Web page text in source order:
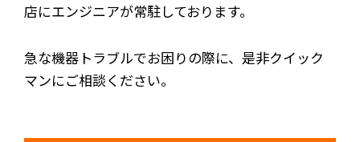
店にエンジニアが常駐しております。
急な機器トラブルでお困りの際に、是非クイック
マンにご相談ください。